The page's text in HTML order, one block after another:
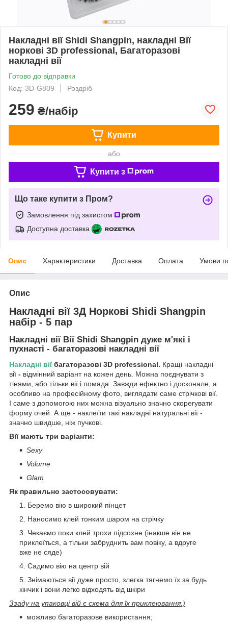
Накладні вії Shidi Shangpin, накладні Вії
норкові 3D professional, Багаторазові
накладні вії
Готово до відправки
Код: 3D-G809
Роздріб
259 ₴/набір
Купити
або
Купити з
Що таке купити з Пром?
Замовлення під захистом
Доступна доставка
Опис Характеристики Доставка Оплата Умови
Опис
Накладні вії 3Д Норкові Shidi Shangpin
набір - 5 пар
Накладні вії Вії Shidi Shangpin дуже м'які і
пухнасті - багаторазові накладні вії
Накладні віїбагаторазові 3D professional. Кращі накладні
вії - відмінний варіант на кожен день. Можна поєднувати з
тінями, або тільки вії і помада. Завжди ефектно і досконале, а
особливо на професійному фото, виглядати саме стрічкові вії.
І саме з допомогою них можна візуально значно скорегувати
форму очей. А ще - наклеїти такі накладні натуральні вії -
значно швидше, ніж пучкові.
Вії мають три варіанти:
Sexy
Volume
Glam
Як правильно застосовувати:
Беремо вію в широкий пінцет
Наносимо клей тонким шаром на стрічку
Чекаємо поки клей трохи підсохне (інакше він не
приклеїться, а тільки забруднить вам повіку, а вдруге
вже не сяде)
Садимо вію на центр вій
Знімаються вії дуже просто, злегка тягнемо їх за будь
кінчик і вони легко відходять від шкіри
Ззаду на упаковці вій є схема для їх приклеювання.)
можливо багаторазове використання;